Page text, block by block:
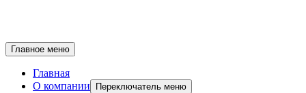
Главное меню
Главная
О компании
Переключатель меню